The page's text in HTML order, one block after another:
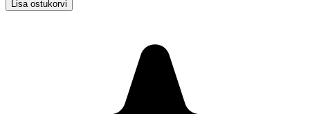
Lisa ostukorvi